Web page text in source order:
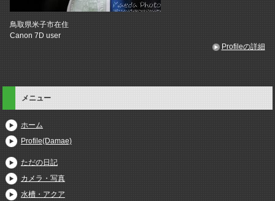
鳥取県米子市在住
Canon 7D user
Profileの詳細
メニュー
ホーム
Profile(Damae)
ただの日記
カメラ・写真
水槽・アクア